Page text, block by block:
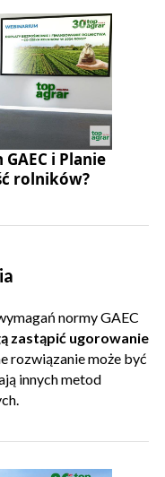
i Planie
rolników?
normy GAEC
zastąpić ugorowanie
rozwiązanie może być
innych metod